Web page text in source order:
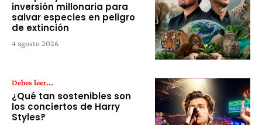
inversión millonaria para
salvar especies en peligro
de extinción
4 agosto 2026
Debes leer...
¿Qué tan sostenibles son
los conciertos de Harry
Styles?